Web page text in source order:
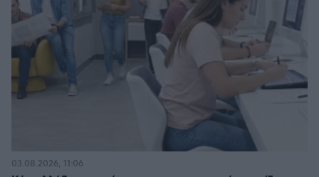
03.08.2026, 11:06